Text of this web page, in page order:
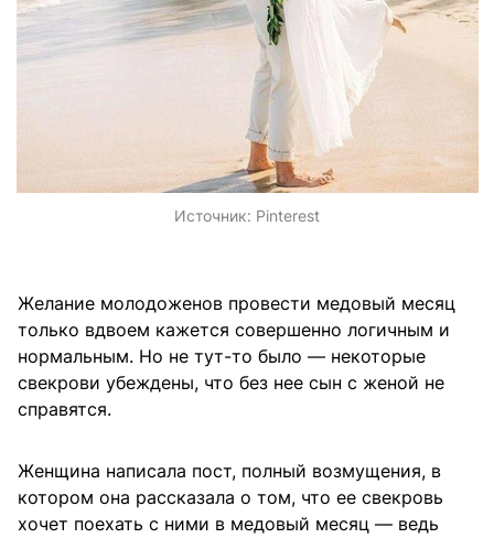
Источник: Pinterest
Желание молодоженов провести медовый месяц
только вдвоем кажется совершенно логичным и
нормальным. Но не тут-то было — некоторые
свекрови убеждены, что без нее сын с женой не
справятся.
Женщина написала пост, полный возмущения, в
котором она рассказала о том, что ее свекровь
хочет поехать с ними в медовый месяц — ведь